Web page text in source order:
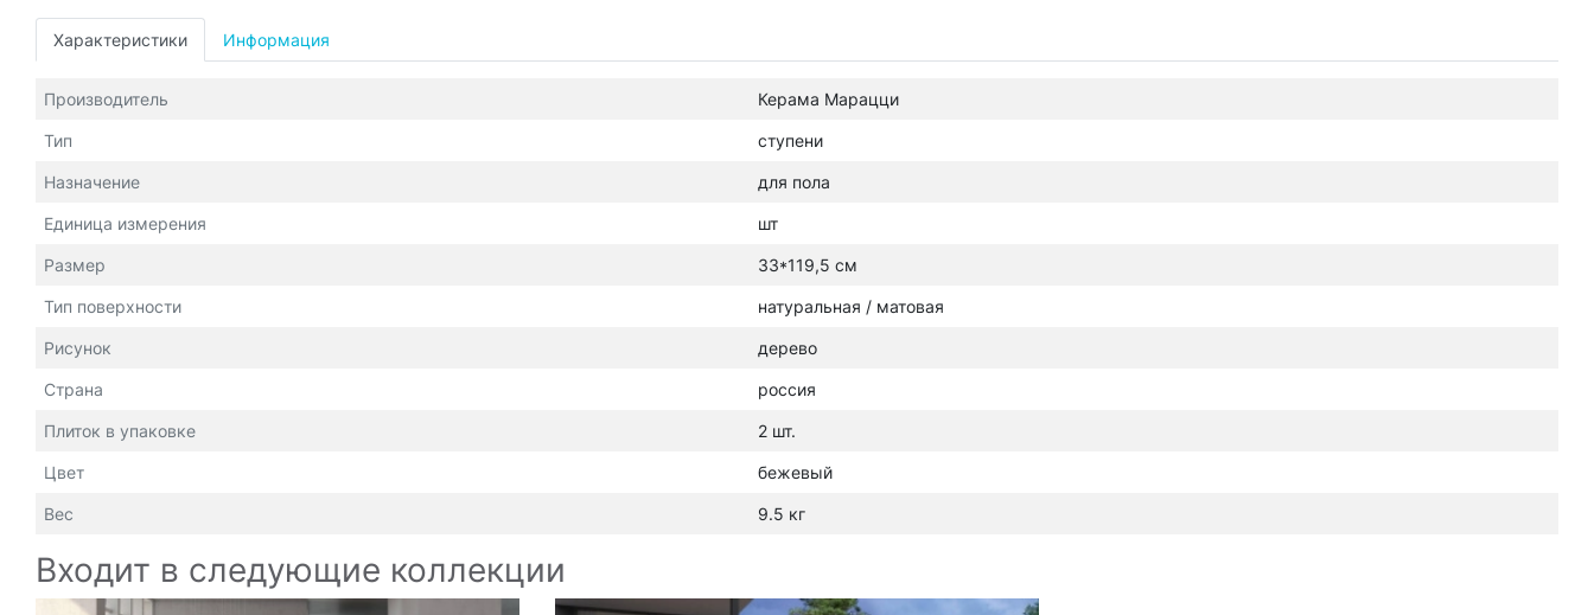
Характеристики Информация
Производитель Керама Марацци
Тип ступени
Назначение для пола
Единица измерения шт
Размер 33*119,5 см
Тип поверхности натуральная / матовая
Рисунок дерево
Страна россия
Плиток в упаковке 2 шт.
Цвет бежевый
Вес 9.5 кг
Входит в следующие коллекции